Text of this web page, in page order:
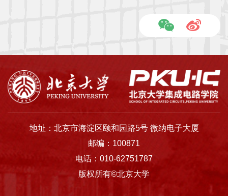
地址：北京市海淀区颐和园路5号 微纳电子大厦
邮编：100871
电话：010-62751787
版权所有©北京大学